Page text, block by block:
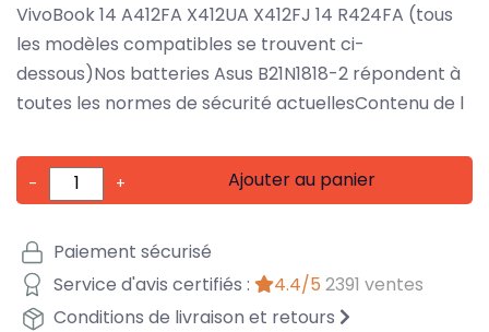
VivoBook 14 A412FA X412UA X412FJ 14 R424FA (tous
les modèles compatibles se trouvent ci-
dessous)Nos batteries Asus B21N1818-2 répondent à
toutes les normes de sécurité actuellesContenu de l
- + Ajouter au panier
Paiement sécurisé
Service d'avis certifiés :
4.4/5 2391 ventes
Conditions de livraison et retours